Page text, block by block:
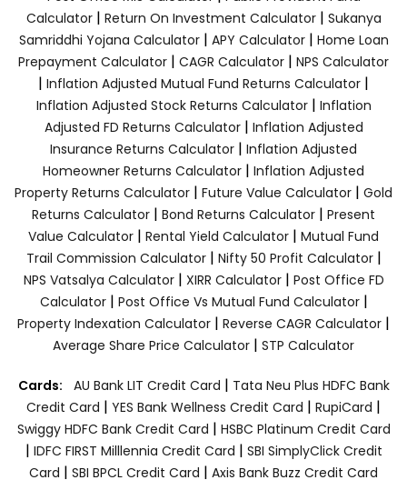
Calculator| Return On Investment Calculator| Sukanya
Samriddhi Yojana Calculator| APY Calculator| Home Loan
Prepayment Calculator | CAGR Calculator | NPS Calculator
| Inflation Adjusted Mutual Fund Returns Calculator |
Inflation Adjusted Stock Returns Calculator| Inflation
Adjusted FD Returns Calculator| Inflation Adjusted
Insurance Returns Calculator | Inflation Adjusted
Homeowner Returns Calculator | Inflation Adjusted
Property Returns Calculator | Future Value Calculator | Gold
Returns Calculator | Bond Returns Calculator | Present
Value Calculator | Rental Yield Calculator | Mutual Fund
Trail Commission Calculator| Nifty 50 Profit Calculator|
NPS Vatsalya Calculator| XIRR Calculator| Post Office FD
Calculator| Post Office Vs Mutual Fund Calculator|
Property Indexation Calculator | Reverse CAGR Calculator |
Average Share Price Calculator | STP Calculator
Cards: AU Bank LIT Credit Card | Tata Neu Plus HDFC Bank
Credit Card | YES Bank Wellness Credit Card | RupiCard |
Swiggy HDFC Bank Credit Card | HSBC Platinum Credit Card
| IDFC FIRST Milllennia Credit Card | SBI SimplyClick Credit
Card | SBI BPCL Credit Card | Axis Bank Buzz Credit Card